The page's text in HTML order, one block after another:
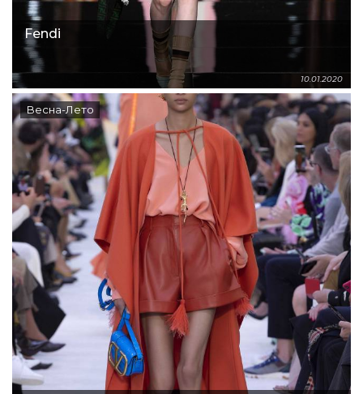
Fendi
10.01.2020
Весна-Лето